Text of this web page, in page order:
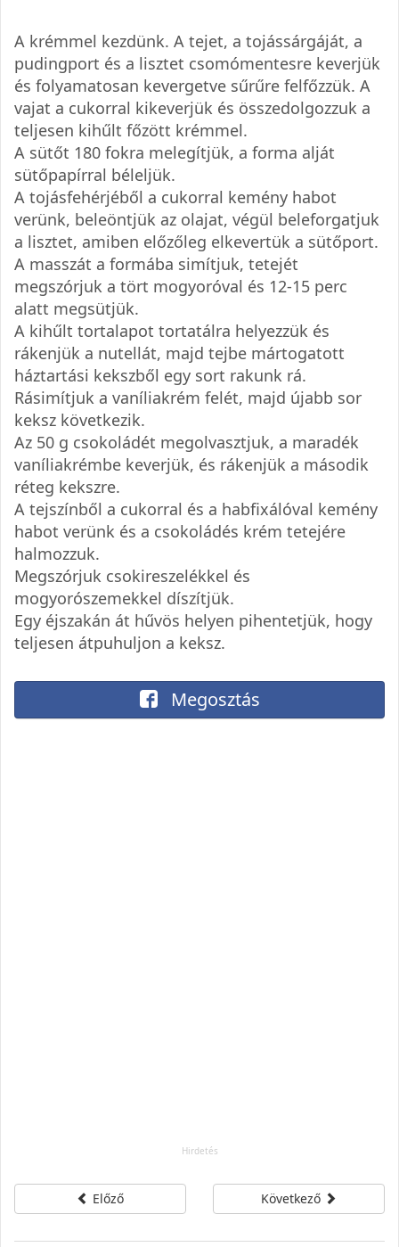
A krémmel kezdünk. A tejet, a tojássárgáját, a
pudingport és a lisztet csomómentesre keverjük
és folyamatosan kevergetve sűrűre felfőzzük. A
vajat a cukorral kikeverjük és összedolgozzuk a
teljesen kihűlt főzött krémmel.
A sütőt 180 fokra melegítjük, a forma alját
sütőpapírral béleljük.
A tojásfehérjéből a cukorral kemény habot
verünk, beleöntjük az olajat, végül beleforgatjuk
a lisztet, amiben előzőleg elkevertük a sütőport.
A masszát a formába simítjuk, tetejét
megszórjuk a tört mogyoróval és 12-15 perc
alatt megsütjük.
A kihűlt tortalapot tortatálra helyezzük és
rákenjük a nutellát, majd tejbe mártogatott
háztartási kekszből egy sort rakunk rá.
Rásimítjuk a vaníliakrém felét, majd újabb sor
keksz következik.
Az 50 g csokoládét megolvasztjuk, a maradék
vaníliakrémbe keverjük, és rákenjük a második
réteg kekszre.
A tejszínből a cukorral és a habfixálóval kemény
habot verünk és a csokoládés krém tetejére
halmozzuk.
Megszórjuk csokireszelékkel és
mogyorószemekkel díszítjük.
Egy éjszakán át hűvös helyen pihentetjük, hogy
teljesen átpuhuljon a keksz.
Megosztás
Előző Következő